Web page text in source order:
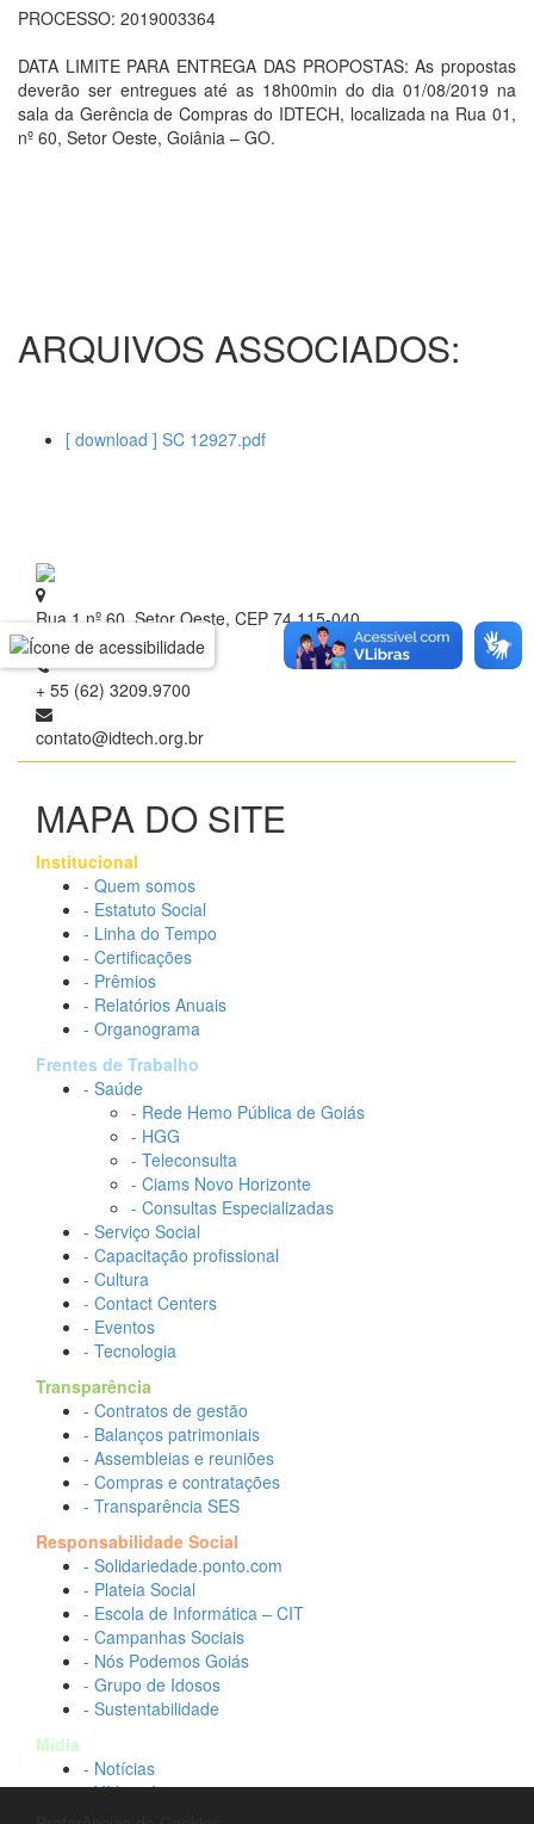
PROCESSO: 2019003364
DATA LIMITE PARA ENTREGA DAS PROPOSTAS: As propostas
deverão ser entregues até as 18h00min do dia 01/08/2019 na
sala da Gerência de Compras do IDTECH, localizada na Rua 01,
nº 60, Setor Oeste, Goiânia – GO.
ARQUIVOS ASSOCIADOS:
[ download ] SC 12927.pdf
Rua 1 nº 60, Setor Oeste, CEP 74.115-040
Goiânia - Goiás
+ 55 (62) 3209.9700
contato@idtech.org.br
MAPA DO SITE
Institucional
- Quem somos
- Estatuto Social
- Linha do Tempo
- Certificações
- Prêmios
- Relatórios Anuais
- Organograma
Frentes de Trabalho
- Saúde
- Rede Hemo Pública de Goiás
- HGG
- Teleconsulta
- Ciams Novo Horizonte
- Consultas Especializadas
- Serviço Social
- Capacitação profissional
- Cultura
- Contact Centers
- Eventos
- Tecnologia
Transparência
- Contratos de gestão
- Balanços patrimoniais
- Assembleias e reuniões
- Compras e contratações
- Transparência SES
Responsabilidade Social
- Solidariedade.ponto.com
- Plateia Social
- Escola de Informática – CIT
- Campanhas Sociais
- Nós Podemos Goiás
- Grupo de Idosos
- Sustentabilidade
Mídia
- Notícias
- Vídeos Institucionais